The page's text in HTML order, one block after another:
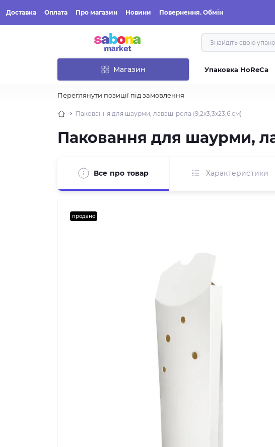
Доставка Оплата Про магазин Новини Повернення. Обмін
Магазин Упаковка HoReCa
Переглянути позиції під замовлення
Паковання для шаурми, лаваш-рола (9,2х3,3х23,6 см)
Паковання для шаурми,
Все про товар Характеристики
продано